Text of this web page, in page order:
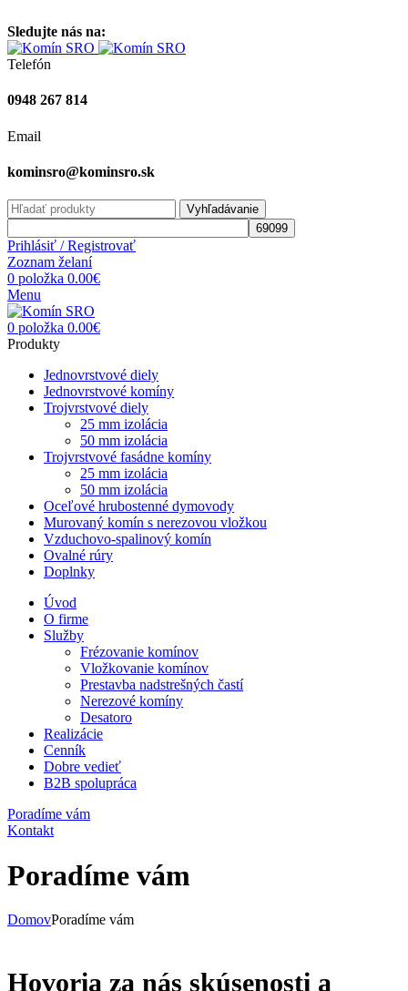
Sledujte nás na:
Telefón
0948 267 814
Email
kominsro@kominsro.sk
Vyhľadávanie
Prihlásiť / Registrovať
Zoznam želaní
0 položka 0.00€
Menu
0 položka 0.00€
Produkty
Jednovrstvové diely
Jednovrstvové komíny
Trojvrstvové diely
25 mm izolácia
50 mm izolácia
Trojvrstvové fasádne komíny
25 mm izolácia
50 mm izolácia
Oceľové hrubostenné dymovody
Murovaný komín s nerezovou vložkou
Vzduchovo-spalinový komín
Ovalné rúry
Doplnky
Úvod
O firme
Služby
Frézovanie komínov
Vložkovanie komínov
Prestavba nadstrešných častí
Nerezové komíny
Desatoro
Realizácie
Cenník
Dobre vedieť
B2B spolupráca
Poradíme vám
Kontakt
Poradíme vám
DomovPoradíme vám
Hovoria za nás skúsenosti a